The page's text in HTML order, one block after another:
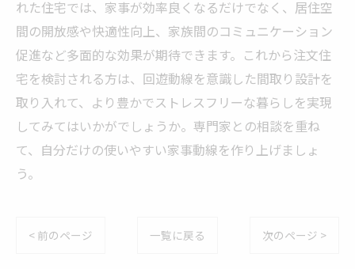
れた住宅では、家事が効率良くなるだけでなく、居住空
間の開放感や快適性向上、家族間のコミュニケーション
促進など多面的な効果が期待できます。これから注文住
宅を検討される方は、回遊動線を意識した間取り設計を
取り入れて、より豊かでストレスフリーな暮らしを実現
してみてはいかがでしょうか。専門家との相談を重ね
て、自分だけの使いやすい家事動線を作り上げましょ
う。
< 前のページ 一覧に戻る 次のページ >